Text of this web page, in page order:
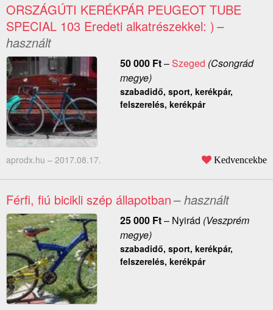
ORSZÁGÚTI KERÉKPÁR PEUGEOT TUBE
SPECIAL 103 Eredeti alkatrészekkel: ) –
használt
50 000 Ft–Szeged (Csongrád
megye)
szabadidő, sport, kerékpár,
felszerelés, kerékpár
aprodx.hu – 2017.08.17. Kedvencekbe
Férfi, fiú bicikli szép állapotban– használt
25 000 Ft– Nyirád (Veszprém
megye)
szabadidő, sport, kerékpár,
felszerelés, kerékpár